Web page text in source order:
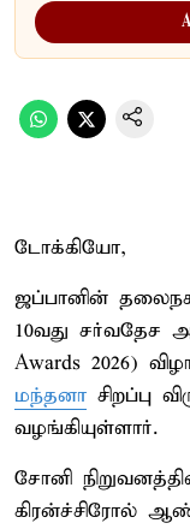
டோக்கியோ,
ஜப்பானின்
10வது சர்வதேச
Awards 2026)
மந்தனா சிறப்பு
வழங்கியுள்ளார்.
சோனி
கிரன்ச்சிரோல்